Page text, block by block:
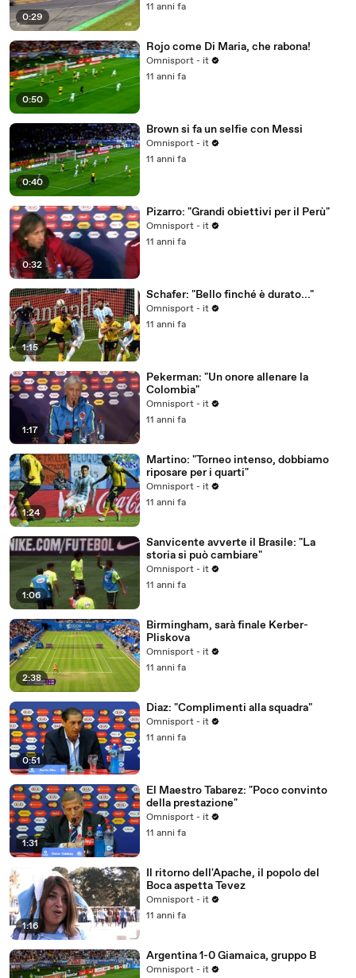
0:29
11 anni fa
0:50
Rojo come Di Maria, che rabona!
Omnisport - it
11 anni fa
0:40
Brown si fa un selfie con Messi
Omnisport - it
11 anni fa
0:32
Pizarro: "Grandi obiettivi per il Perù"
Omnisport - it
11 anni fa
1:15
Schafer: "Bello finché è durato..."
Omnisport - it
11 anni fa
1:17
Pekerman: "Un onore allenare la
Colombia"
Omnisport - it
11 anni fa
1:24
Martino: "Torneo intenso, dobbiamo
riposare per i quarti"
Omnisport - it
11 anni fa
1:06
Sanvicente avverte il Brasile: "La
storia si può cambiare"
Omnisport - it
11 anni fa
2:38
Birmingham, sarà finale Kerber-
Pliskova
Omnisport - it
11 anni fa
0:51
Diaz: "Complimenti alla squadra"
Omnisport - it
11 anni fa
1:31
El Maestro Tabarez: "Poco convinto
della prestazione"
Omnisport - it
11 anni fa
1:16
Il ritorno dell'Apache, il popolo del
Boca aspetta Tevez
Omnisport - it
11 anni fa
Argentina 1-0 Giamaica, gruppo B
Omnisport - it